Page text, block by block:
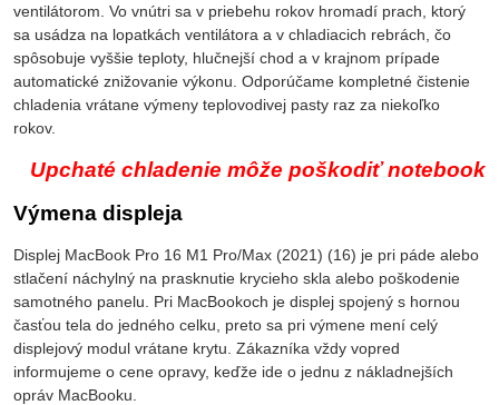
ventilátorom. Vo vnútri sa v priebehu rokov hromadí prach, ktorý
sa usádza na lopatkách ventilátora a v chladiacich rebrách, čo
spôsobuje vyššie teploty, hlučnejší chod a v krajnom prípade
automatické znižovanie výkonu. Odporúčame kompletné čistenie
chladenia vrátane výmeny teplovodivej pasty raz za niekoľko
rokov.
Upchaté chladenie môže poškodiť notebook
Výmena displeja
Displej MacBook Pro 16 M1 Pro/Max (2021) (16) je pri páde alebo
stlačení náchylný na prasknutie krycieho skla alebo poškodenie
samotného panelu. Pri MacBookoch je displej spojený s hornou
časťou tela do jedného celku, preto sa pri výmene mení celý
displejový modul vrátane krytu. Zákazníka vždy vopred
informujeme o cene opravy, keďže ide o jednu z nákladnejších
opráv MacBooku.